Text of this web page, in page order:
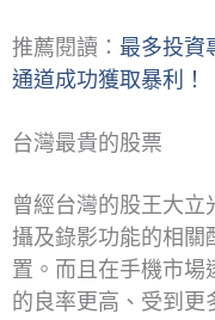
推薦閱讀： 最多投資
通道成功獲取暴利！
台灣最貴的股票
曾經台灣的股王大
攝及錄影功能的相關
置。而且在手機市場
的良率更高、受到更